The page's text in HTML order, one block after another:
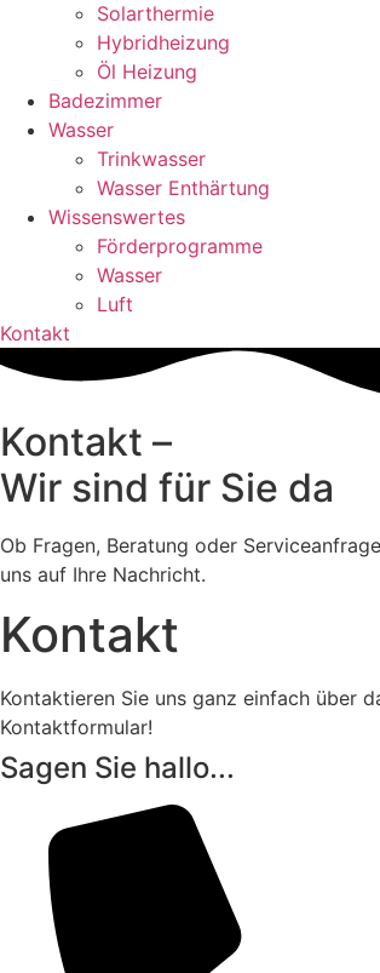
Solarthermie
Hybridheizung
Öl Heizung
Badezimmer
Wasser
Trinkwasser
Wasser Enthärtung
Wissenswertes
Förderprogramme
Wasser
Luft
Kontakt
Kontakt –
Wir sind für Sie da
Ob Fragen, Beratung oder
uns auf Ihre Nachricht.
Kontakt
Kontaktieren Sie uns ganz einfach über
Kontaktformular!
Sagen Sie hallo...